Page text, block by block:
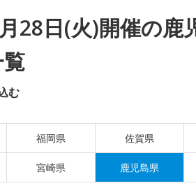
28日(火)開催の鹿
む
福岡県 佐賀県
宮崎県 鹿児島県